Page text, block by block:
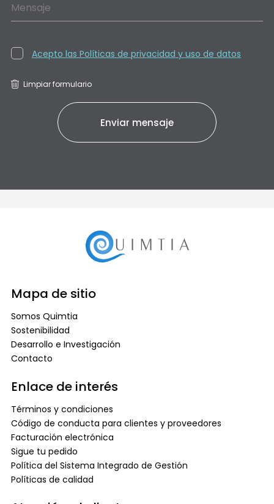
Mensaje
Acepto las Políticas de privacidad y uso de datos
Limpiar formulario
Mapa de sitio
Somos Quimtia
Sostenibilidad
Desarrollo e Investigación
Contacto
Enlace de interés
Términos y condiciones
Código de conducta para clientes y proveedores
Facturación electrónica
Sigue tu pedido
Política del Sistema Integrado de Gestión
Políticas de calidad